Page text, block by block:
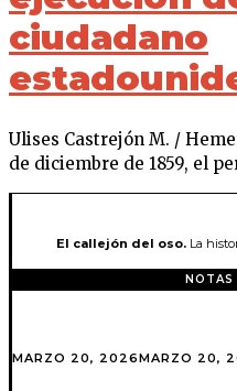
ciudadano
Ulises Castrejón M. /
de diciembre de 1859, el
El callejón del oso. La
NOTAS
MARZO 20, 2026MARZO 20,